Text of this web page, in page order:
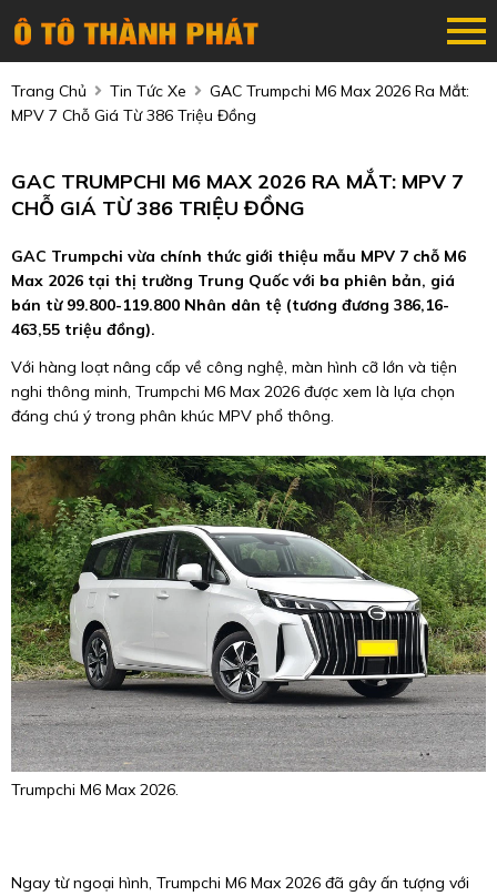
Trang Chủ Tin Tức Xe
GAC Trumpchi M6 Max 2026 Ra Mắt:
MPV 7 Chỗ Giá Từ 386 Triệu Đồng
GAC TRUMPCHI M6 MAX 2026 RA MẮT: MPV 7
CHỖ GIÁ TỪ 386 TRIỆU ĐỒNG
GAC Trumpchi vừa chính thức giới thiệu mẫu MPV 7 chỗ M6
Max 2026 tại thị trường Trung Quốc với ba phiên bản, giá
bán từ 99.800-119.800 Nhân dân tệ (tương đương 386,16-
463,55 triệu đồng).
Với hàng loạt nâng cấp về công nghệ, màn hình cỡ lớn và tiện
nghi thông minh, Trumpchi M6 Max 2026 được xem là lựa chọn
đáng chú ý trong phân khúc MPV phổ thông.
Trumpchi M6 Max 2026.
Ngay từ ngoại hình, Trumpchi M6 Max 2026 đã gây ấn tượng với